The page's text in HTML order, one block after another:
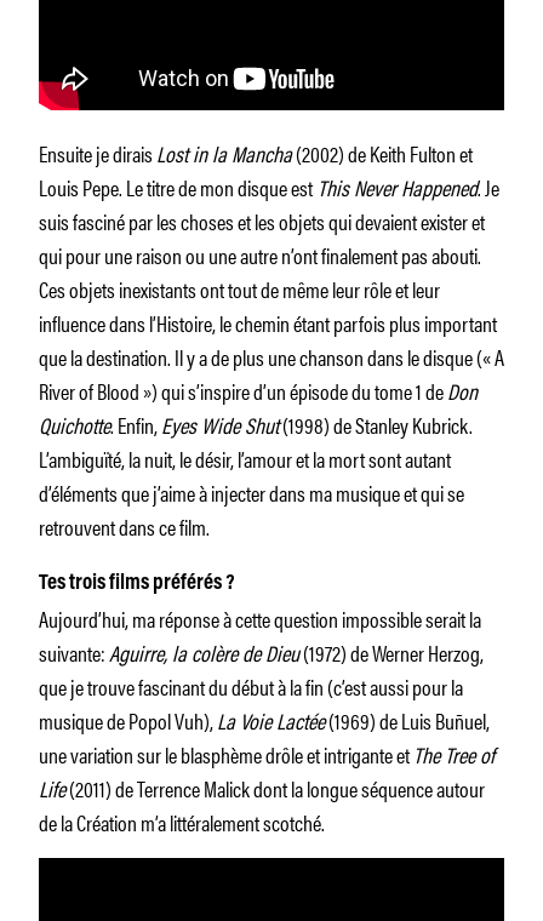
Ensuite je diraisLost in la Mancha(2002) de Keith Fulton et
Louis Pepe. Le titre de mon disque estThis Never Happened. Je
suis fasciné par les choses et les objets qui devaient exister et
qui pour une raison ou une autre n’ont finalement pas abouti.
Ces objets inexistants ont tout de même leur rôle et leur
influence dans l’Histoire, le chemin étant parfois plus important
que la destination. Il y a de plus une chanson dans le disque (« A
River of Blood ») qui s’inspire d’un épisode du tome 1 deDon
Quichotte. Enfin,Eyes Wide Shut(1998) de Stanley Kubrick.
L’ambiguïté, la nuit, le désir, l’amour et la mort sont autant
d’éléments que j’aime à injecter dans ma musique et qui se
retrouvent dans ce film.
Tes trois films préférés ?
Aujourd’hui, ma réponse à cette question impossible serait la
suivante:Aguirre, la colère de Dieu(1972) de Werner Herzog,
que je trouve fascinant du début à la fin (c’est aussi pour la
musique de Popol Vuh),La Voie Lactée(1969) de Luis Buñuel,
une variation sur le blasphème drôle et intrigante etThe Tree of
Life(2011) de Terrence Malick dont la longue séquence autour
de la Création m’a littéralement scotché.